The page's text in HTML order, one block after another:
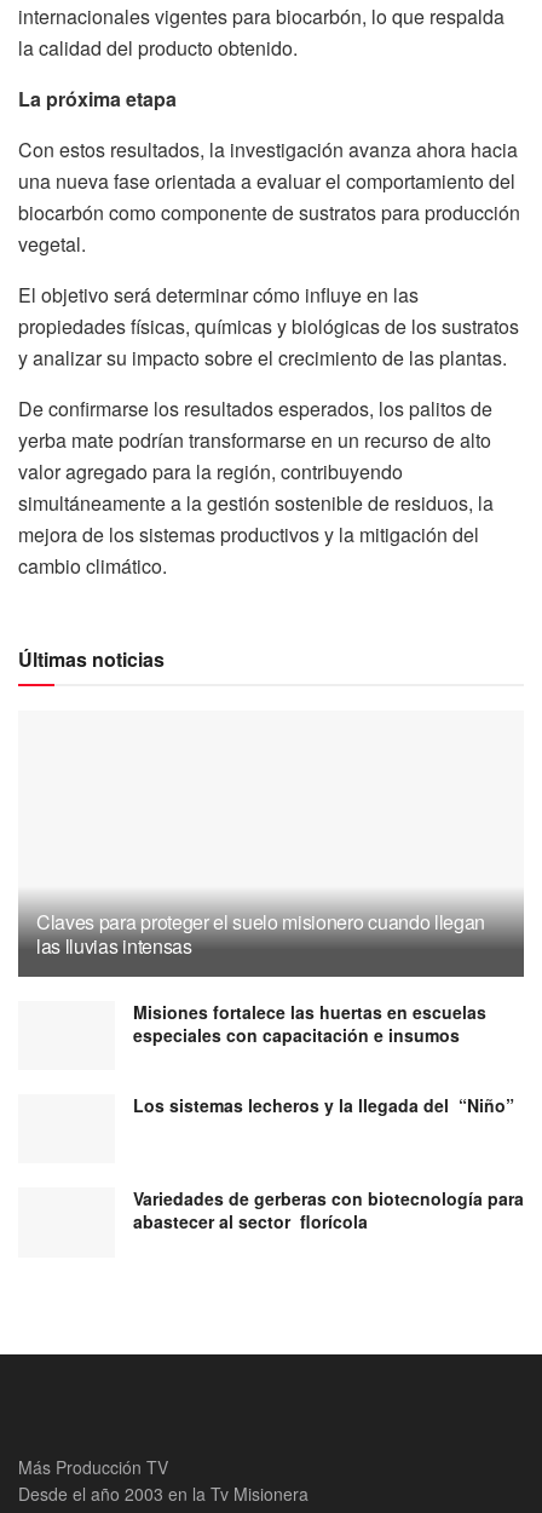
internacionales vigentes para biocarbón, lo que respalda
la calidad del producto obtenido.
La próxima etapa
Con estos resultados, la investigación avanza ahora hacia
una nueva fase orientada a evaluar el comportamiento del
biocarbón como componente de sustratos para producción
vegetal.
El objetivo será determinar cómo influye en las
propiedades físicas, químicas y biológicas de los sustratos
y analizar su impacto sobre el crecimiento de las plantas.
De confirmarse los resultados esperados, los palitos de
yerba mate podrían transformarse en un recurso de alto
valor agregado para la región, contribuyendo
simultáneamente a la gestión sostenible de residuos, la
mejora de los sistemas productivos y la mitigación del
cambio climático.
Últimas noticias
Claves para proteger el suelo misionero cuando llegan
las lluvias intensas
Misiones fortalece las huertas en escuelas
especiales con capacitación e insumos
Los sistemas lecheros y la llegada del “Niño”
Variedades de gerberas con biotecnología para
abastecer al sector florícola
Más Producción TV
Desde el año 2003 en la Tv Misionera